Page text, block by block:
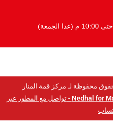
Nedhal for
تواصل مع المطور عبر